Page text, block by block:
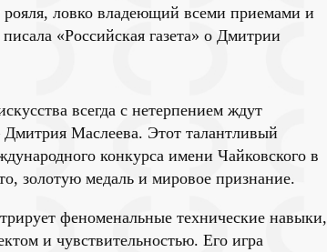
ловко владеющий всеми приемами и
«Российская газета» о Дмитрии
всегда с нетерпением ждут
Маслеева. Этот талантливый
конкурса имени Чайковского в
золотую медаль и мировое признание.
феноменальные технические навыки,
и чувствительностью. Его игра